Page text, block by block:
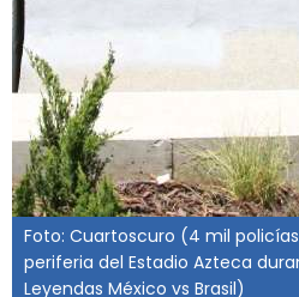
Foto: Cuartoscuro (4 mil
periferia del Estadio Azteca
Leyendas México vs Brasil)